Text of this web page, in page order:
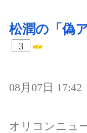
松潤の「偽
3
08月07日 17:42
オリコンニュ